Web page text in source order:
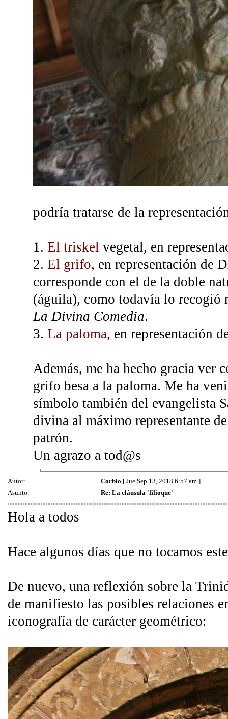
podría tratarse de la
1. El triskel vegetal, en
2. El grifo, en representación de
corresponde con el de la doble
(águila), como todavía lo recogió
La Divina Comedia.
3. La paloma, en representación
Además, me ha hecho gracia ver
grifo besa a la paloma. Me ha
símbolo también del evangelista
divina al máximo representante
patrón.
Un agrazo a tod@s
Autor: Corbio [ Jue Sep 13, 2018 6:57 am ]
Asunto:
Re: La cláusula 'filioque'
Hola a todos
Hace algunos días que no tocamos
De nuevo, una reflexión sobre la
de manifiesto las posibles relaciones
iconografía de carácter geométrico: